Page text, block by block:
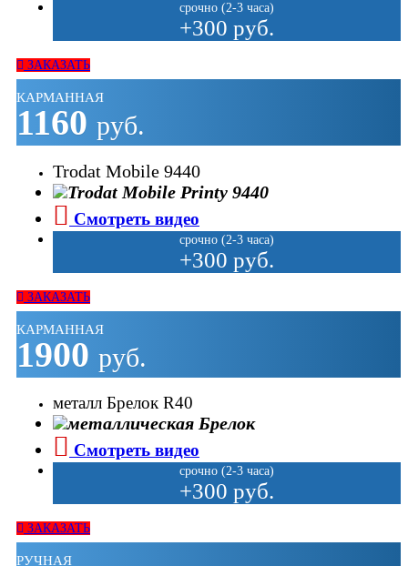
срочно (2-3 часа)
+300 руб.
ЗАКАЗАТЬ
КАРМАННАЯ
1160 руб.
Trodat Mobile 9440
Смотреть видео
срочно (2-3 часа)
+300 руб.
ЗАКАЗАТЬ
КАРМАННАЯ
1900 руб.
металл Брелок R40
Смотреть видео
срочно (2-3 часа)
+300 руб.
ЗАКАЗАТЬ
РУЧНАЯ